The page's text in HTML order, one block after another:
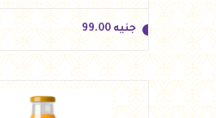
جنيه 99.00